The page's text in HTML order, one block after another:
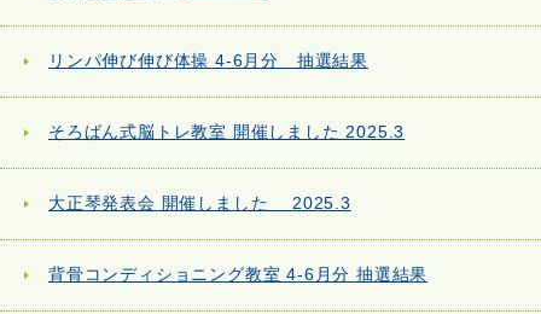
リンパ伸び伸び体操 4-6月分 抽選結果
そろばん式脳トレ教室 開催しました 2025.3
大正琴発表会 開催しました 2025.3
背骨コンディショニング教室 4-6月分 抽選結果